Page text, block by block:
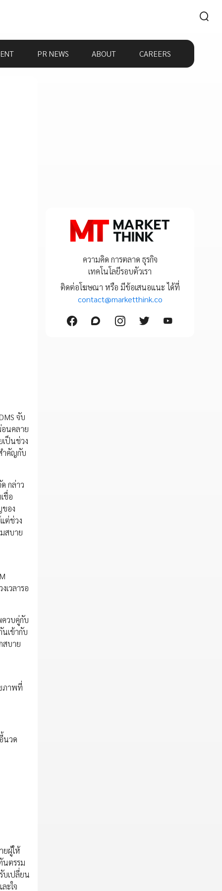
PR NEWS ABOUT CAREERS
จับ
อนคลาย
เป็นช่วง
ำคัญกับ
กล่าว
ชื่อ
ของ
ต่ช่วง
สบาย
เวลารอ
ควบคู่กับ
เข้ากับ
สบาย
ภาพที่
นวด
ยผู้ให้
นตรรม
บเปลี่ยน
ะใจ
ความคิด การตลาด ธุรกิจ
เทคโนโลยีรอบตัวเรา
ติดต่อโฆษณา หรือ มีข้อเสนอแนะ ได้ที่
contact@marketthink.co